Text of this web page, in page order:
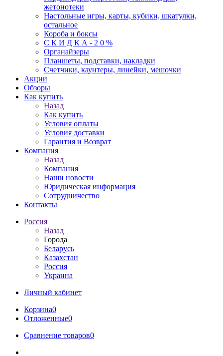
жетонотеки
Настольные игры, карты, кубики, шкатулки,
остальное
Короба и боксы
С К И Д К А - 2 0 %
Органайзеры
Планшеты, подставки, накладки
Счетчики, каунтеры, линейки, мешочки
Акции
Обзоры
Как купить
Назад
Как купить
Условия оплаты
Условия доставки
Гарантия и Возврат
Компания
Назад
Компания
Наши новости
Юридическая информация
Сотрудничество
Контакты
Россия
Назад
Города
Беларусь
Казахстан
Россия
Украина
Личный кабинет
Корзина0
Отложенные0
Сравнение товаров0